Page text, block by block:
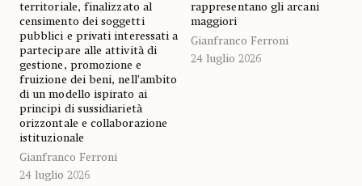
territoriale, finalizzato al
censimento dei soggetti
pubblici e privati interessati a
partecipare alle attività di
gestione, promozione e
fruizione dei beni, nell’ambito
di un modello ispirato ai
principi di sussidiarietà
orizzontale e collaborazione
istituzionale
Gianfranco Ferroni
24 luglio 2026
rappresentano gli arcani
maggiori
Gianfranco Ferroni
24 luglio 2026